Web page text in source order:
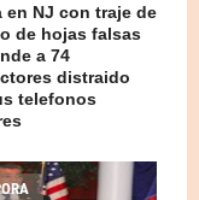
en NJ con traje de
de hojas falsas
a 74
distraido
telefonos